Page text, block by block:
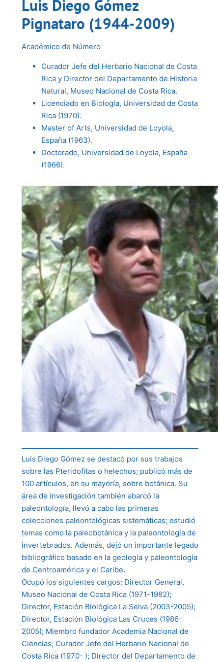
Luis Diego Gómez
Pignataro (1944-2009)
Académico de Número
Curador Jefe del Herbario Nacional de Costa
Rica y Director del Departamento de Historia
Natural, Museo Nacional de Costa Rica.
Licenciado en Biología, Universidad de Costa
Rica (1970).
Master of Arts, Universidad de Loyola,
España (1963).
Doctorado, Universidad de Loyola, España
(1966).
Luis Diego Gómez se destacó por sus trabajos
sobre las Pteridofitas o helechos; publicó más de
100 artículos, en su mayoría, sobre botánica. Su
área de investigación también abarcó la
paleontología, llevó a cabo las primeras
colecciones paleontológicas sistemáticas; estudió
temas como la paleobotánica y la paleontología de
invertebrados. Además, dejó un importante legado
bibliográfico basado en la geología y paleontología
de Centroamérica y el Caribe.
Ocupó los siguientes cargos: Director General,
Museo Nacional de Costa Rica (1971-1982);
Director, Estación Biológica La Selva (2003-2005);
Director, Estación Biológica Las Cruces (1986-
2005); Miembro fundador Academia Nacional de
Ciencias; Curador Jefe del Herbario Nacional de
Costa Rica (1970- ); Director del Departamento de